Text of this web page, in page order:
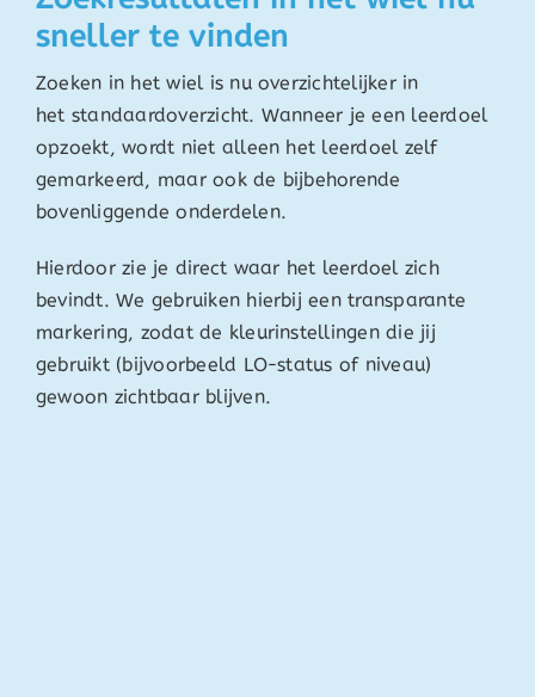
sneller te vinden
Zoeken in het wiel is nu overzichtelijker in
het standaardoverzicht. Wanneer je een leerdoel
opzoekt, wordt niet alleen het leerdoel zelf
gemarkeerd, maar ook de bijbehorende
bovenliggende onderdelen.
Hierdoor zie je direct waar het leerdoel zich
bevindt. We gebruiken hierbij een transparante
markering, zodat de kleurinstellingen die jij
gebruikt (bijvoorbeeld LO-status of niveau)
gewoon zichtbaar blijven.